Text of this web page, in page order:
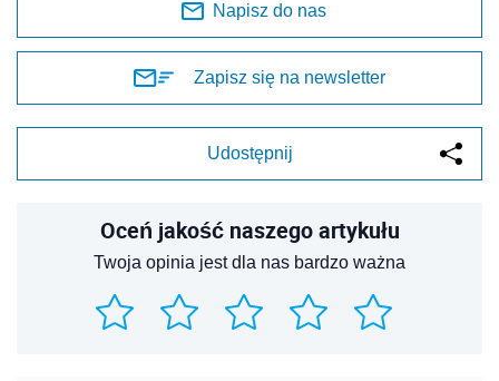
Napisz do nas
Zapisz się na newsletter
Udostępnij
Oceń jakość naszego artykułu
Twoja opinia jest dla nas bardzo ważna